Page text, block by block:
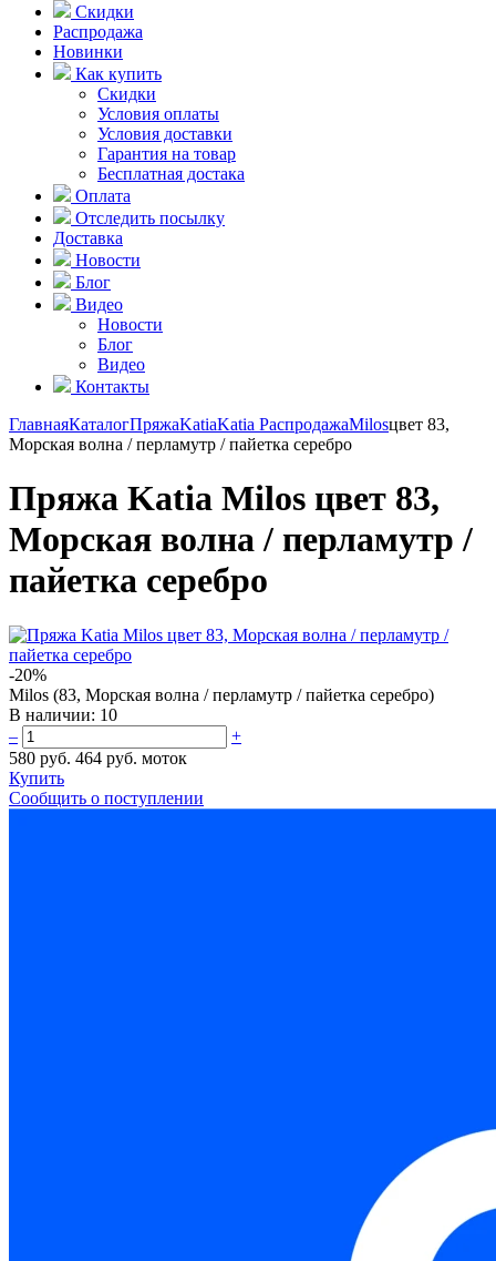
Скидки
Распродажа
Новинки
Как купить
Скидки
Условия оплаты
Условия доставки
Гарантия на товар
Бесплатная достака
Оплата
Отследить посылку
Доставка
Новости
Блог
Видео
Новости
Блог
Видео
Контакты
ГлавнаяКаталогПряжаKatiaKatia РаспродажаMilosцвет 83,
Морская волна / перламутр / пайетка серебро
Пряжа Katia Milos цвет 83,
Морская волна / перламутр /
пайетка серебро
-20%
Milos (83, Морская волна / перламутр / пайетка серебро)
В наличии: 10
–
+
580 руб. 464 руб. моток
Купить
Сообщить о поступлении